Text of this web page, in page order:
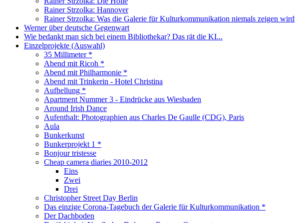
Rainer Strzolka: Hannover
Rainer Strzolka: Was die Galerie für Kulturkommunikation niemals zeigen wird
Werner über deutsche Gegenwart
Wie bedankt man sich bei einem Bibliothekar? Das rät die KI...
Einzelprojekte (Auswahl)
35 Millimeter *
Abend mit Ricoh *
Abend mit Philharmonie *
Abend mit Trinkerin - Hotel Christina
Aufhellung *
Apartment Nummer 3 - Eindrücke aus Wiesbaden
Around Irish Dance
Aufenthalt: Photographien aus Charles De Gaulle (CDG), Paris
Aula
Bunkerkunst
Bunkerprojekt 1 *
Bonjour tristesse
Cheap camera diaries 2010-2012
Eins
Zwei
Drei
Christopher Street Day Berlin
Das einzige Corona-Tagebuch der Galerie für Kulturkommunikation *
Der Dachboden